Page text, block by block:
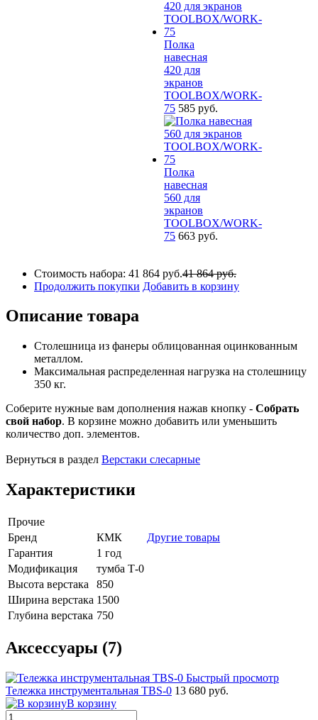
Полка
навесная
420 для
экранов
TOOLBOX/WORK-
75 585 руб.
Полка
навесная
560 для
экранов
TOOLBOX/WORK-
75 663 руб.
Стоимость набора: 41 864 руб.41 864 руб.
Продолжить покупки Добавить в корзину
Описание товара
Столешница из фанеры облицованная оцинкованным
металлом.
Максимальная распределенная нагрузка на столешницу
350 кг.
Соберите нужные вам дополнения нажав кнопку - Собрать
свой набор. В корзине можно добавить или уменьшить
количество доп. элементов.
Вернуться в раздел Верстаки слесарные
Характеристики
Прочие
Бренд
КМК
Другие товары
Гарантия
1 год
Модификация
тумба Т-0
Высота верстака
850
Ширина верстака 1500
Глубина верстака 750
Аксессуары (7)
Быстрый просмотр
Тележка инструментальная TBS-0 13 680 руб.
В корзину